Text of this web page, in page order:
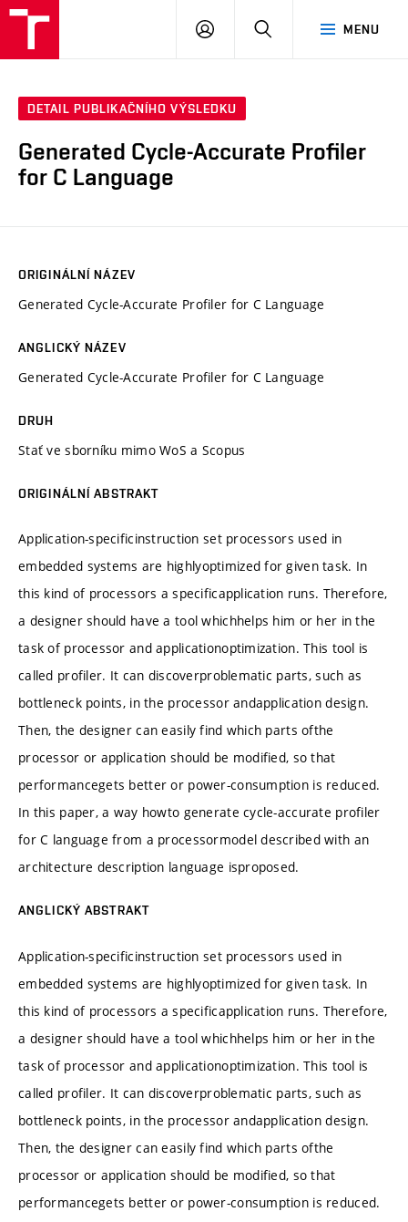
MENU
PŘIHLÁSIT
DETAIL PUBLIKAČNÍHO VÝSLEDKU
Generated Cycle-Accurate Profiler
for C Language
ORIGINÁLNÍ NÁZEV
Generated Cycle-Accurate Profiler for C Language
ANGLICKÝ NÁZEV
Generated Cycle-Accurate Profiler for C Language
DRUH
Stať ve sborníku mimo WoS a Scopus
ORIGINÁLNÍ ABSTRAKT
Application-specificinstruction set processors used in
embedded systems are highlyoptimized for given task. In
this kind of processors a specificapplication runs. Therefore,
a designer should have a tool whichhelps him or her in the
task of processor and applicationoptimization. This tool is
called profiler. It can discoverproblematic parts, such as
bottleneck points, in the processor andapplication design.
Then, the designer can easily find which parts ofthe
processor or application should be modified, so that
performancegets better or power-consumption is reduced.
In this paper, a way howto generate cycle-accurate profiler
for C language from a processormodel described with an
architecture description language isproposed.
ANGLICKÝ ABSTRAKT
Application-specificinstruction set processors used in
embedded systems are highlyoptimized for given task. In
this kind of processors a specificapplication runs. Therefore,
a designer should have a tool whichhelps him or her in the
task of processor and applicationoptimization. This tool is
called profiler. It can discoverproblematic parts, such as
bottleneck points, in the processor andapplication design.
Then, the designer can easily find which parts ofthe
processor or application should be modified, so that
performancegets better or power-consumption is reduced.